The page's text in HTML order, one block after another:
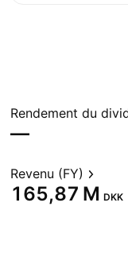
Rendement du
—
Revenu (FY)
‪165,87 M‬ DKK